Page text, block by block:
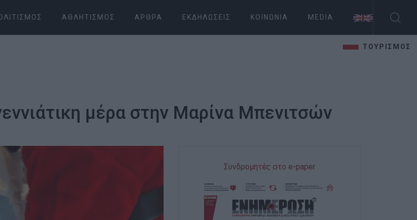
ΑΘΛΗΤΙΣΜΌΣ ΆΡΘΡΑ ΕΚΔΗΛΏΣΕΙΣ ΚΟΙΝΩΝΊΑ MEDIA
ΤΟΥΡΙΣΜΟΣ
μέρα στην Μαρίνα Μπενιτσών
Συνδρομητές στο e-paper